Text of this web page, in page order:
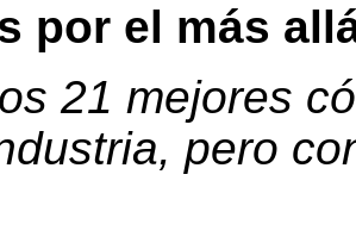
por el más
21 mejores
pero